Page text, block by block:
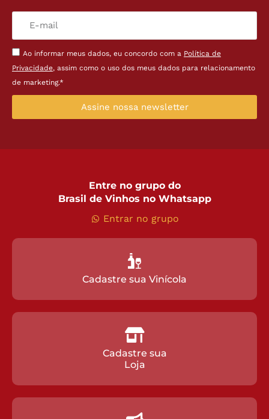
Ao informar meus dados, eu concordo com a Política de
Privacidade, assim como o uso dos meus dados para relacionamento
de marketing.*
Assine nossa newsletter
Entre no grupo do
Brasil de Vinhos no Whatsapp
Entrar no grupo
Cadastre sua Vinícola
Cadastre sua
Loja